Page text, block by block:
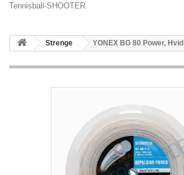
Tennisball-SHOOTER
Strenge YONEX BG 80 Power, Hvid